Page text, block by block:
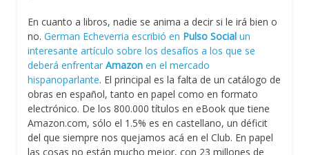
En cuanto a libros, nadie se anima a decir si le irá bien o
no. German Echeverria escribió en Pulso Social un
interesante artículo sobre los desafíos a los que se
deberá enfrentar Amazon en el mercado
hispanoparlante. El principal es la falta de un catálogo de
obras en español, tanto en papel como en formato
electrónico. De los 800.000 títulos en eBook que tiene
Amazon.com, sólo el 1.5% es en castellano, un déficit
del que siempre nos quejamos acá en el Club. En papel
las cosas no están mucho mejor, con 23 millones de